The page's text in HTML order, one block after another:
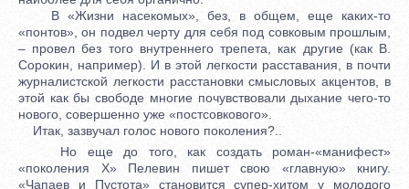
В «Жизни насекомых», без, в общем, еще каких-то
«понтов», он подвел черту для себя под совковым прошлым,
– провел без того внутреннего трепета, как другие (как В.
Сорокин, например). И в этой легкости расставания, в почти
журналистской легкости расстановки смысловых акцентов, в
этой как бы свободе многие почувствовали дыхание чего-то
нового, совершенно уже «постсовкового».
Итак, зазвучал голос нового поколения?..
Но еще до того, как создать роман-«манифест»
«поколения X» Пелевин пишет свою «главную» книгу.
«Чапаев и Пустота» становится супер-хитом у молодого